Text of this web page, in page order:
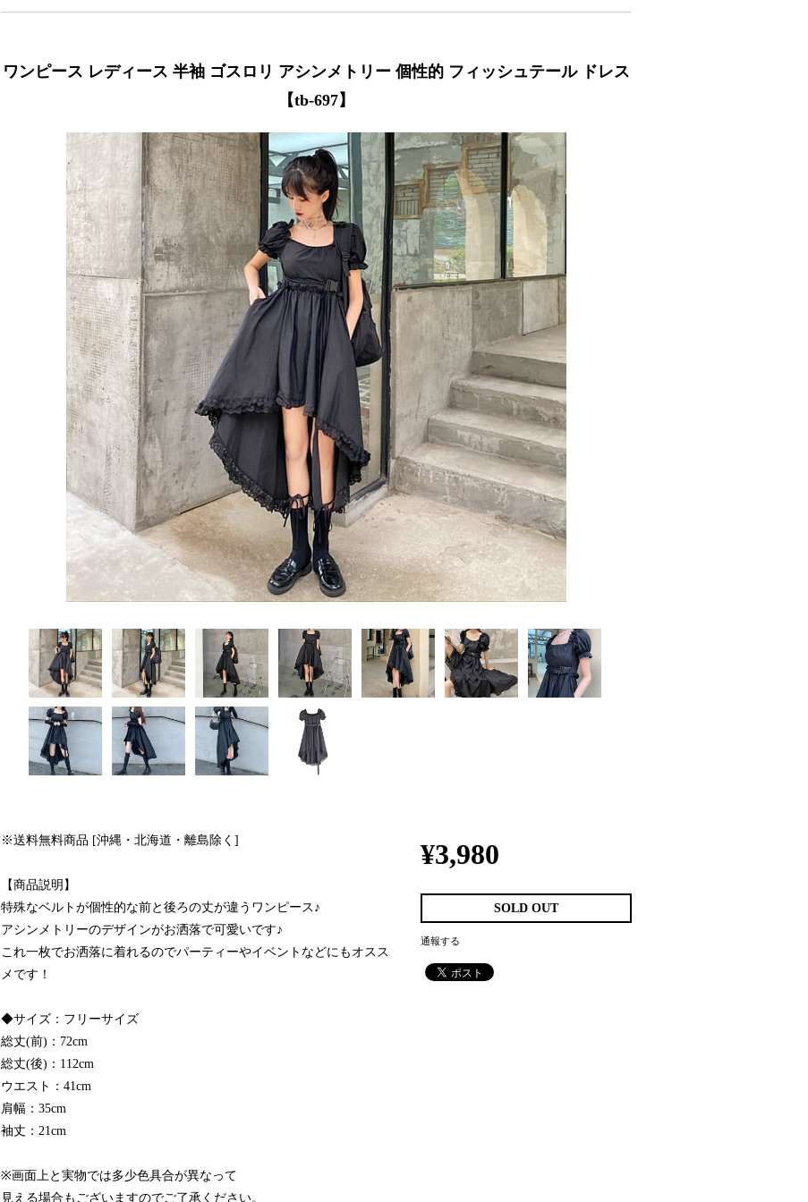
ワンピース レディース 半袖 ゴスロリ アシンメトリー 個性的 フィッシュテール ドレス
【tb-697】
※送料無料商品 [沖縄・北海道・離島除く]
【商品説明】
特殊なベルトが個性的な前と後ろの丈が違うワンピース♪
アシンメトリーのデザインがお洒落で可愛いです♪
これ一枚でお洒落に着れるのでパーティーやイベントなどにもオスス
メです！
◆サイズ：フリーサイズ
総丈(前)：72cm
総丈(後)：112cm
ウエスト：41cm
肩幅：35cm
袖丈：21cm
※画面上と実物では多少色具合が異なって
見える場合もございますのでご了承ください。
¥3,980
SOLD OUT
通報する